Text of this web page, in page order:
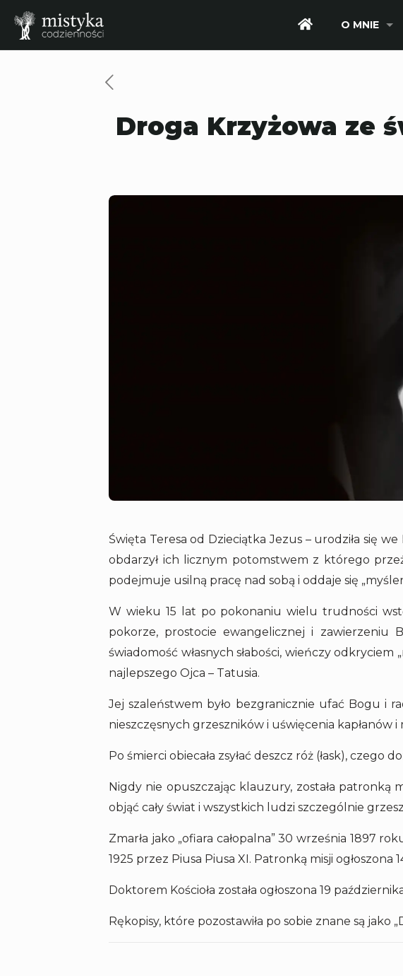
O MNIE
Droga Krzyżowa ze
Święta Teresa od Dzieciątka Jezus – urodziła się
obdarzył ich licznym potomstwem z którego
podejmuje usilną pracę nad sobą i oddaje się
W wieku 15 lat po pokonaniu wielu trudności
pokorze, prostocie ewangelicznej i zawierzeniu
świadomość własnych słabości, wieńczy odkryciem
najlepszego Ojca – Tatusia.
Jej szaleństwem było bezgranicznie ufać Bogu i
nieszczęsnych grzeszników i uświęcenia kapłanów i
Po śmierci obiecała zsyłać deszcz róż (łask),
Nigdy nie opuszczając klauzury, została patronką
objąć cały świat i wszystkich ludzi szczególnie
Zmarła jako „ofiara całopalna” 30 września 1897
1925 przez Piusa Piusa XI. Patronką misji
Doktorem Kościoła została ogłoszona 19
Rękopisy, które pozostawiła po sobie znane są jako